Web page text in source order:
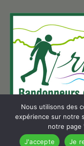
Nous utilisons des
expérience sur notre
notre page
J'accepte
Je